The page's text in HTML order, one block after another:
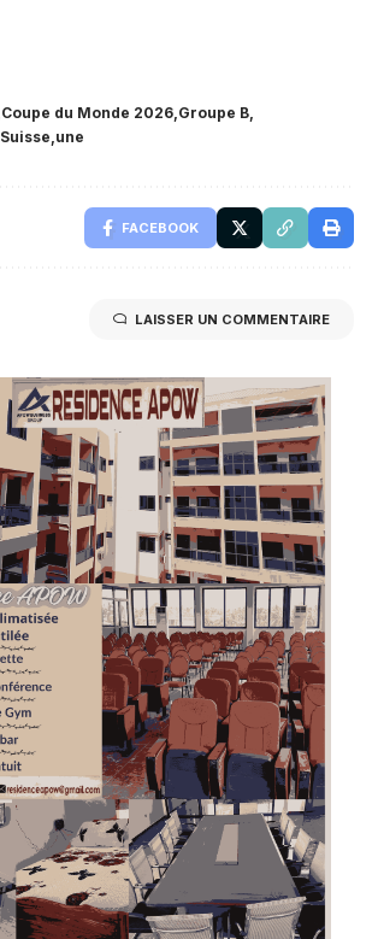
Coupe du Monde 2026 Groupe B
Suisse une
FACEBOOK
LAISSER UN COMMENTAIRE